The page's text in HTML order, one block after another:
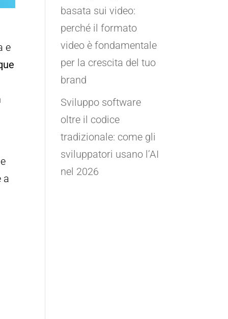
e
a
basata sui video:
perché il formato
video è fondamentale
per la crescita del tuo
brand
Sviluppo software
oltre il codice
tradizionale: come gli
sviluppatori usano l’AI
nel 2026